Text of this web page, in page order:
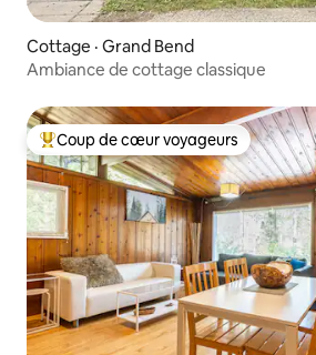
Cottage · Grand Bend
Ambiance de cottage classique
Coup de cœur voyageurs parmi les
Coup de cœur voyageurs